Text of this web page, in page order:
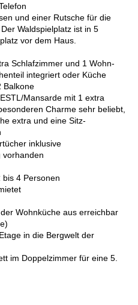
und einer Rutsche für die
Waldspielplatz ist in 5
vor dem Haus.
Schlafzimmer und 1 Wohn-
integriert oder Küche
Balkone
Mansarde mit 1 extra
Charme sehr beliebt,
extra und eine Sitz-
inklusive
vorhanden
bis 4 Personen
Wohnküche aus erreichbar
in die Bergwelt der
im Doppelzimmer für eine 5.